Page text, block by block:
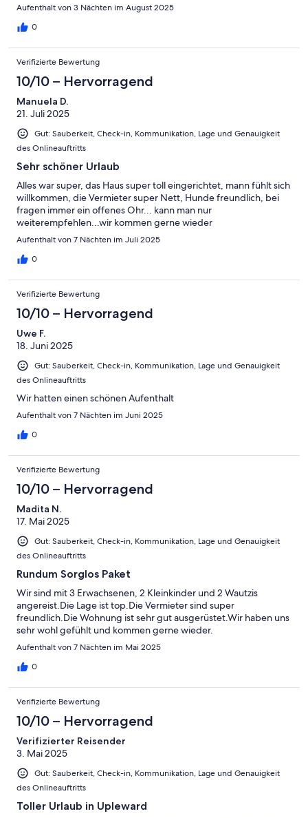
Aufenthalt von 3 Nächten im August 2025
0
Verifizierte Bewertung
10/10 – Hervorragend
Manuela D.
21. Juli 2025
Gut: Sauberkeit, Check-in, Kommunikation, Lage und Genauigkeit
des Onlineauftritts
Sehr schöner Urlaub
Alles war super, das Haus super toll eingerichtet, mann fühlt sich
willkommen, die Vermieter super Nett, Hunde freundlich, bei
fragen immer ein offenes Ohr... kann man nur
weiterempfehlen...wir kommen gerne wieder
Aufenthalt von 7 Nächten im Juli 2025
0
Verifizierte Bewertung
10/10 – Hervorragend
Uwe F.
18. Juni 2025
Gut: Sauberkeit, Check-in, Kommunikation, Lage und Genauigkeit
des Onlineauftritts
Wir hatten einen schönen Aufenthalt
Aufenthalt von 7 Nächten im Juni 2025
0
Verifizierte Bewertung
10/10 – Hervorragend
Madita N.
17. Mai 2025
Gut: Sauberkeit, Check-in, Kommunikation, Lage und Genauigkeit
des Onlineauftritts
Rundum Sorglos Paket
Wir sind mit 3 Erwachsenen, 2 Kleinkinder und 2 Wautzis
angereist.Die Lage ist top.Die Vermieter sind super
freundlich.Die Wohnung ist sehr gut ausgerüstet.Wir haben uns
sehr wohl gefühlt und kommen gerne wieder.
Aufenthalt von 7 Nächten im Mai 2025
0
Verifizierte Bewertung
10/10 – Hervorragend
Verifizierter Reisender
3. Mai 2025
Gut: Sauberkeit, Check-in, Kommunikation, Lage und Genauigkeit
des Onlineauftritts
Toller Urlaub in Upleward